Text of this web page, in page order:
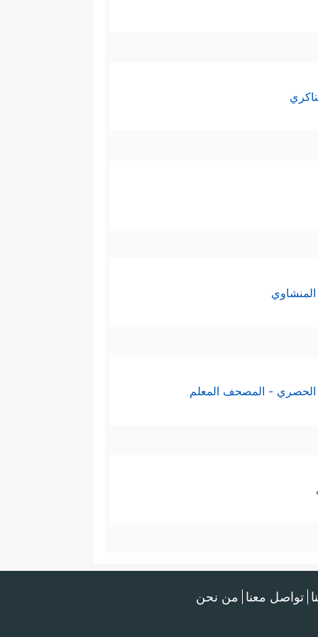
الحصري - المصحف المعلم
تواصل معنا من نحن